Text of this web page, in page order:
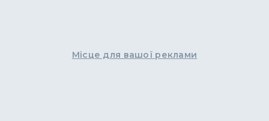
Місце для вашої реклами